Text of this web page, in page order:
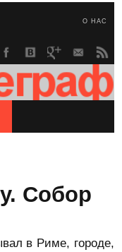
О НАС
Собор
в Риме, городе,